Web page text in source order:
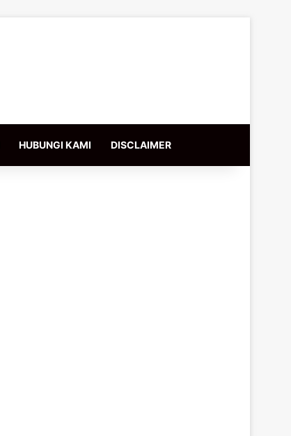
HUBUNGI KAMI DISCLAIMER